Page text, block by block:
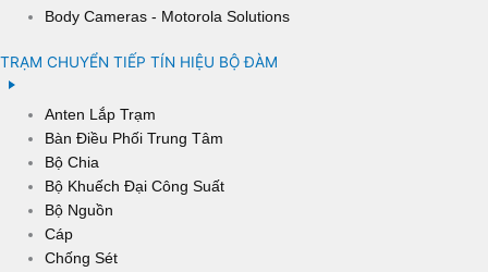
Body Cameras - Motorola Solutions
TRẠM CHUYỂN TIẾP TÍN HIỆU BỘ ĐÀM
Anten Lắp Trạm
Bàn Điều Phối Trung Tâm
Bộ Chia
Bộ Khuếch Đại Công Suất
Bộ Nguồn
Cáp
Chống Sét